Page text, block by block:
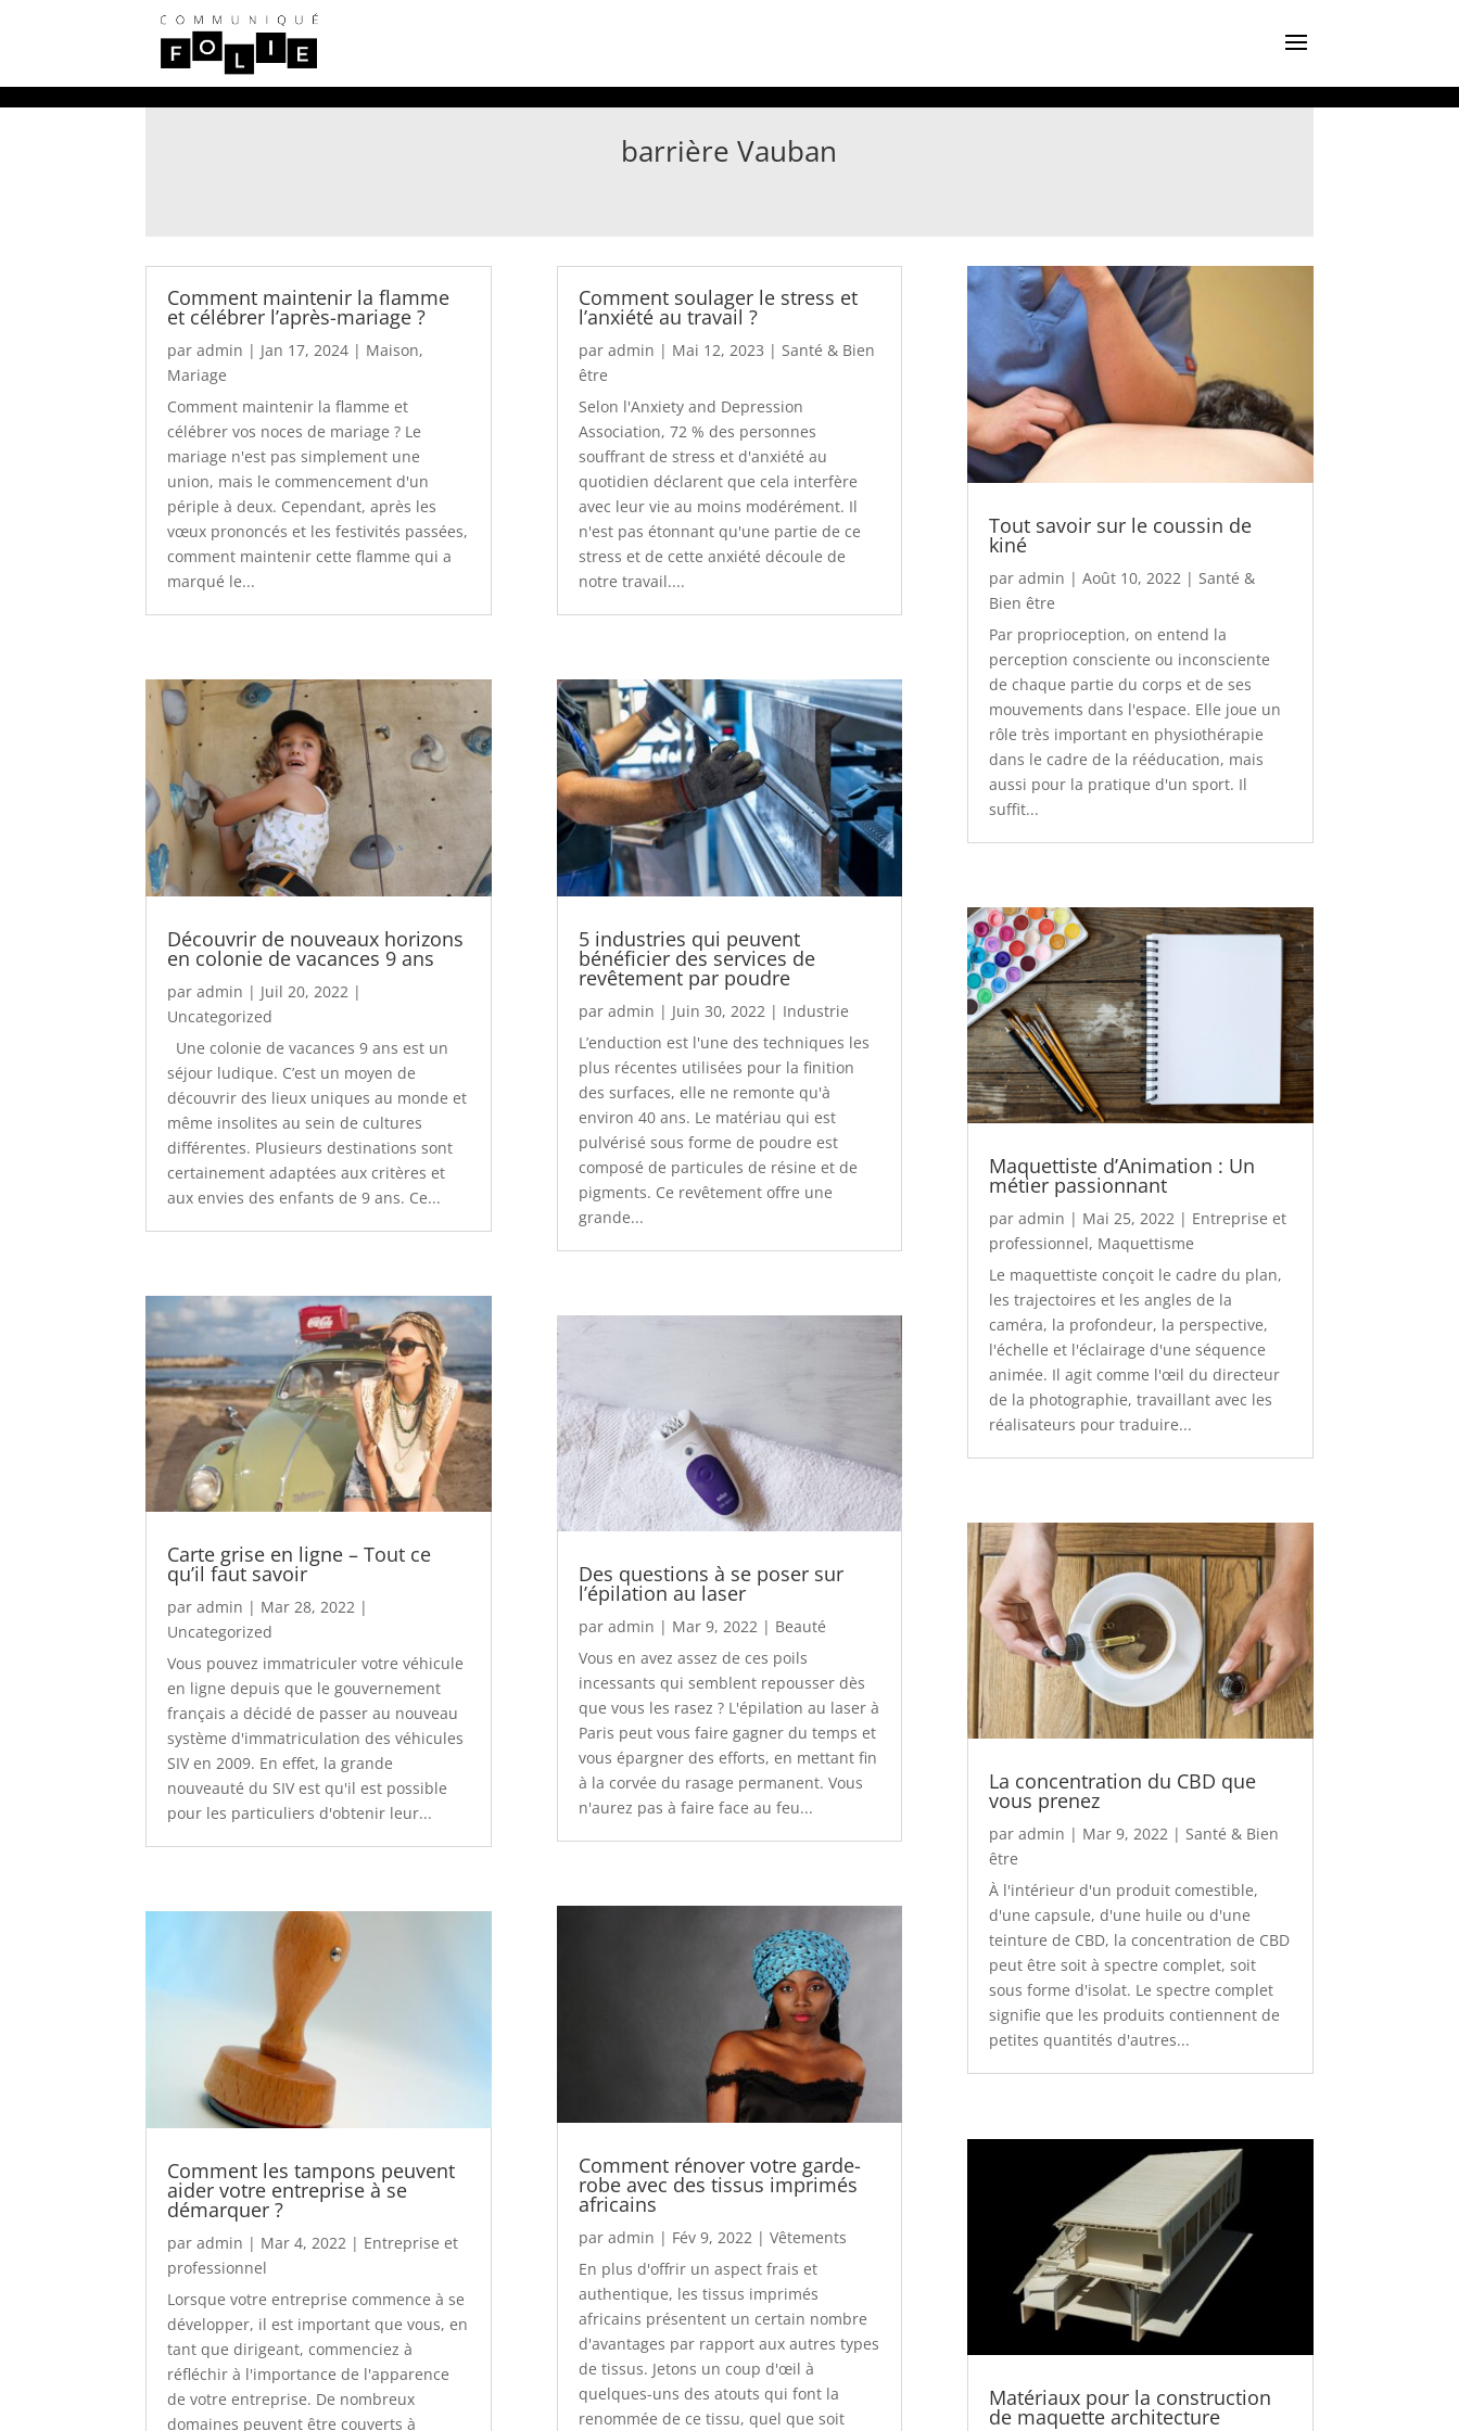
barrière Vauban
Comment maintenir la flamme
et célébrer l’après-mariage ?
paradmin | Jan 17, 2024 | Maison,
Mariage
Comment maintenir la flamme et
célébrer vos noces de mariage ? Le
mariage n'est pas simplement une
union, mais le commencement d'un
périple à deux. Cependant, après les
vœux prononcés et les festivités passées,
comment maintenir cette flamme qui a
marqué le...
Découvrir de nouveaux horizons
en colonie de vacances 9 ans
paradmin | Juil 20, 2022 |
Uncategorized
Une colonie de vacances 9 ans est un
séjour ludique. C’est un moyen de
découvrir des lieux uniques au monde et
même insolites au sein de cultures
différentes. Plusieurs destinations sont
certainement adaptées aux critères et
aux envies des enfants de 9 ans. Ce...
Carte grise en ligne – Tout ce
qu’il faut savoir
paradmin | Mar 28, 2022 |
Uncategorized
Vous pouvez immatriculer votre véhicule
en ligne depuis que le gouvernement
français a décidé de passer au nouveau
système d'immatriculation des véhicules
SIV en 2009. En effet, la grande
nouveauté du SIV est qu'il est possible
pour les particuliers d'obtenir leur...
Comment les tampons peuvent
aider votre entreprise à se
démarquer ?
paradmin | Mar 4, 2022 | Entreprise et
professionnel
Lorsque votre entreprise commence à se
développer, il est important que vous, en
tant que dirigeant, commenciez à
réfléchir à l'importance de l'apparence
de votre entreprise. De nombreux
domaines peuvent être couverts à
Comment soulager le stress et
l’anxiété au travail ?
par admin | Mai 12, 2023 | Santé & Bien
être
Selon l'Anxiety and Depression
Association, 72 % des personnes
souffrant de stress et d'anxiété au
quotidien déclarent que cela interfère
avec leur vie au moins modérément. Il
n'est pas étonnant qu'une partie de ce
stress et de cette anxiété découle de
notre travail....
5 industries qui peuvent
bénéficier des services de
revêtement par poudre
par admin | Juin 30, 2022 | Industrie
L’enduction est l'une des techniques les
plus récentes utilisées pour la finition
des surfaces, elle ne remonte qu'à
environ 40 ans. Le matériau qui est
pulvérisé sous forme de poudre est
composé de particules de résine et de
pigments. Ce revêtement offre une
grande...
Des questions à se poser sur
l’épilation au laser
par admin | Mar 9, 2022| Beauté
Vous en avez assez de ces poils
incessants qui semblent repousser dès
que vous les rasez ? L'épilation au laser à
Paris peut vous faire gagner du temps et
vous épargner des efforts, en mettant fin
à la corvée du rasage permanent. Vous
n'aurez pas à faire face au feu...
Comment rénover votre garde-
robe avec des tissus imprimés
africains
par admin | Fév 9, 2022 | Vêtements
En plus d'offrir un aspect frais et
authentique, les tissus imprimés
africains présentent un certain nombre
d'avantages par rapport aux autres types
de tissus. Jetons un coup d'œil à
quelques-uns des atouts qui font la
renommée de ce tissu, quel que soit
Tout savoir sur le coussin de
kiné
par admin | Août 10, 2022 | Santé &
Bien être
Par proprioception, on entend la
perception consciente ou inconsciente
de chaque partie du corps et de ses
mouvements dans l'espace. Elle joue un
rôle très important en physiothérapie
dans le cadre de la rééducation, mais
aussi pour la pratique d'un sport. Il
suffit...
Maquettiste d’Animation : Un
métier passionnant
par admin | Mai 25, 2022| Entreprise et
professionnel, Maquettisme
Le maquettiste conçoit le cadre du plan,
les trajectoires et les angles de la
caméra, la profondeur, la perspective,
l'échelle et l'éclairage d'une séquence
animée. Il agit comme l'œil du directeur
de la photographie, travaillant avec les
réalisateurs pour traduire...
La concentration du CBD que
vous prenez
par admin | Mar 9, 2022| Santé & Bien
être
À l'intérieur d'un produit comestible,
d'une capsule, d'une huile ou d'une
teinture de CBD, la concentration de CBD
peut être soit à spectre complet, soit
sous forme d'isolat. Le spectre complet
signifie que les produits contiennent de
petites quantités d'autres...
Matériaux pour la construction
de maquette architecture